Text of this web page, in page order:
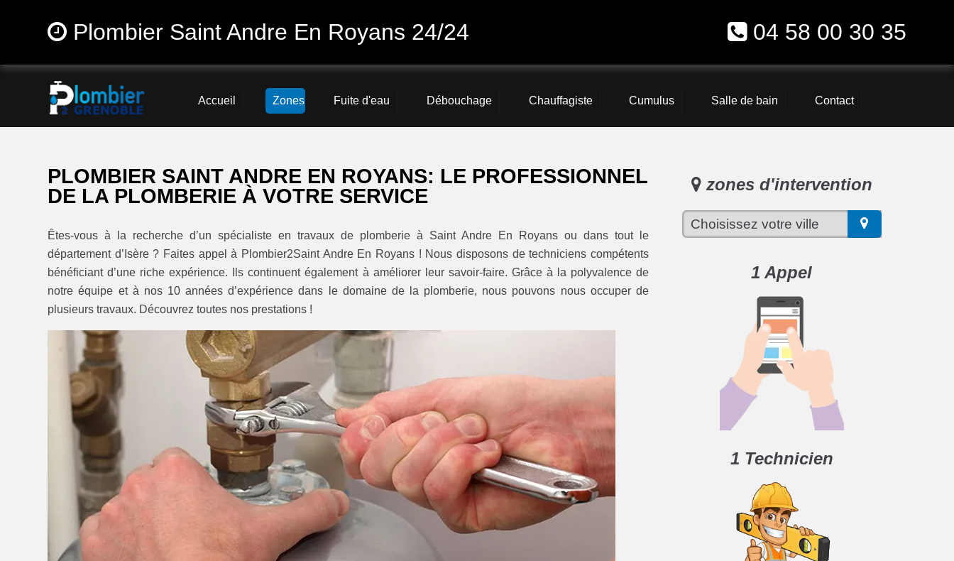
Plombier Saint Andre En Royans 24/24 04 58 00 30 35
Accueil Zones Fuite d'eau Débouchage Chauffagiste Cumulus Salle de bain Contact
PLOMBIER SAINT ANDRE EN ROYANS: LE PROFESSIONNEL
DE LA PLOMBERIE À VOTRE SERVICE
Êtes-vous à la recherche d’un spécialiste en travaux de plomberie à Saint Andre En Royans ou dans tout le
département d’Isère ? Faites appel à Plombier2Saint Andre En Royans ! Nous disposons de techniciens compétents
bénéficiant d’une riche expérience. Ils continuent également à améliorer leur savoir-faire. Grâce à la polyvalence de
notre équipe et à nos 10 années d’expérience dans le domaine de la plomberie, nous pouvons nous occuper de
plusieurs travaux. Découvrez toutes nos prestations !
zones d'intervention
1 Appel
1 Technicien